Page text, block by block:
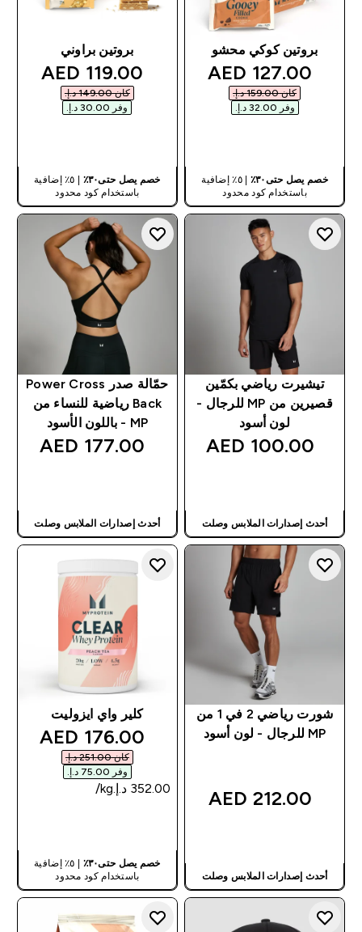
بروتين كوكي محشو
discounted price
127.00 AED‎
كان ‏159.00 د.إ.‏‎
وفر ‏32.00 د.إ.‏‎
خصم يصل حتى٣٠٪
| ٥٪ إضافية
باستخدام كود محدود
بروتين براوني
price
119.00 AED‎
كان ‏149.00 د.إ.‏‎
وفر ‏30.00 د.إ.‏‎
خصم يصل حتى٣٠٪
| ٥٪ إضافية
باستخدام كود محدود
تيشيرت رياضي بكمّين
قصيرين من MP للرجال -
لون أسود
100.00 AED‎
أحدث إصدارات الملابس وصلت
حمّالة صدر Power Cross
Back رياضية للنساء من
MP - باللون الأسود
177.00 AED‎
أحدث إصدارات الملابس وصلت
شورت رياضي 2 في 1 من
MP للرجال - لون أسود
212.00 AED‎
أحدث إصدارات الملابس وصلت
كلير واي ايزوليت
price
176.00 AED‎
كان ‏251.00 د.إ.‏‎
وفر ‏75.00 د.إ.‏‎
خصم يصل حتى٣٠٪
| ٥٪ إضافية
باستخدام كود محدود